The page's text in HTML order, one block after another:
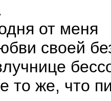
от меня
своей
то же, что